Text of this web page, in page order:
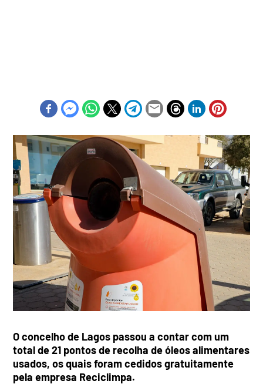
O concelho de Lagos passou a contar com um
total de 21 pontos de recolha de óleos alimentares
usados, os quais foramcedidos gratuitamente
pela empresa Reciclimpa.